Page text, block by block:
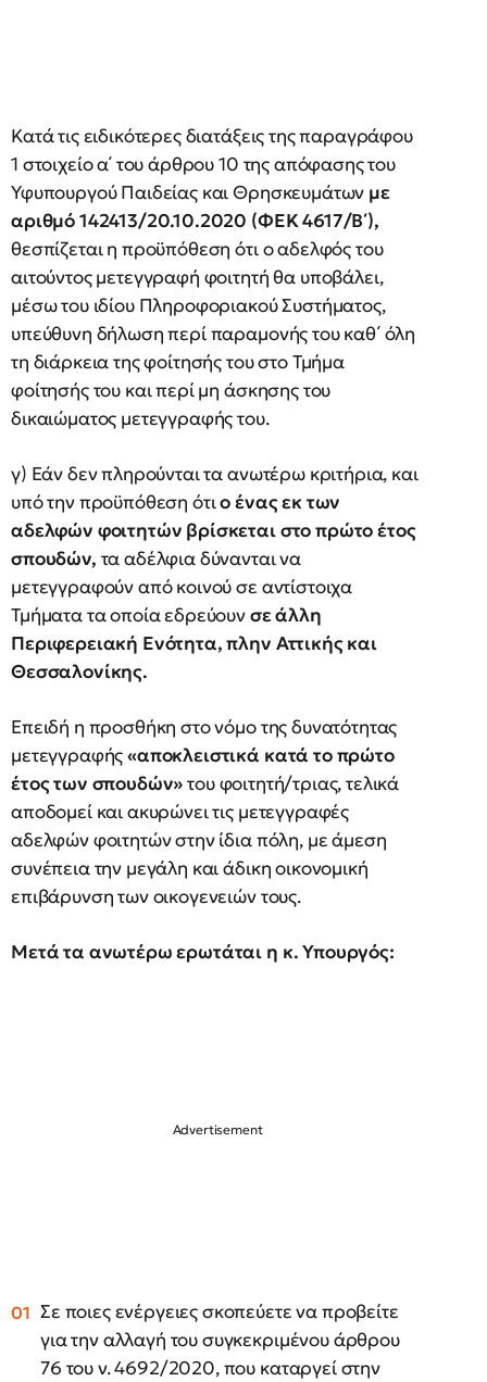
Κατά τις ειδικότερες διατάξεις της παραγράφου
1 στοιχείο α΄ του άρθρου 10 της απόφασης του
Υφυπουργού Παιδείας και Θρησκευμάτων με
αριθμό 142413/20.10.2020 (ΦΕΚ 4617/Β΄),
θεσπίζεται η προϋπόθεση ότι ο αδελφός του
αιτούντος μετεγγραφή φοιτητή θα υποβάλει,
μέσω του ιδίου Πληροφοριακού Συστήματος,
υπεύθυνη δήλωση περί παραμονής του καθ΄ όλη
τη διάρκεια της φοίτησής του στο Τμήμα
φοίτησής του και περί μη άσκησης του
δικαιώματος μετεγγραφής του.
γ) Εάν δεν πληρούνται τα ανωτέρω κριτήρια, και
υπό την προϋπόθεση ότιο ένας εκ των
αδελφών φοιτητών βρίσκεται στο πρώτο έτος
σπουδών, τα αδέλφια δύνανται να
μετεγγραφούν από κοινού σε αντίστοιχα
Τμήματα τα οποία εδρεύουνσε άλλη
Περιφερειακή Ενότητα, πλην Αττικής και
Θεσσαλονίκης.
Επειδή η προσθήκη στο νόμο της δυνατότητας
μετεγγραφής«αποκλειστικά κατά το πρώτο
έτος των σπουδών»του φοιτητή/τριας, τελικά
αποδομεί και ακυρώνει τις μετεγγραφές
αδελφών φοιτητών στην ίδια πόλη, με άμεση
συνέπεια την μεγάλη και άδικη οικονομική
επιβάρυνση των οικογενειών τους.
Μετά τα ανωτέρω ερωτάται η κ. Υπουργός:
Σε ποιες ενέργειες σκοπεύετε να προβείτε
για την αλλαγή του συγκεκριμένου άρθρου
76 του ν. 4692/2020, που καταργεί στην